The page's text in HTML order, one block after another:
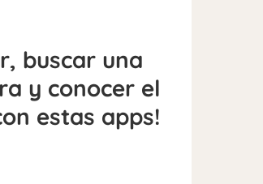
buscar una
y conocer el
estas apps!